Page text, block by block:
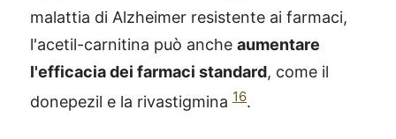
malattia di Alzheimer resistente ai farmaci,
l'acetil-carnitina può anche aumentare
l'efficacia dei farmaci standard, come il
donepezil e la rivastigmina 16.